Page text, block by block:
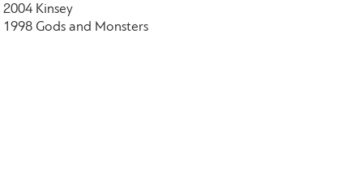
2004 Kinsey
1998 Gods and Monsters